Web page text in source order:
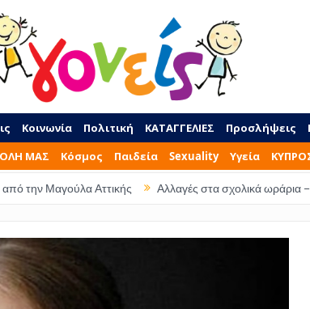
Κοινωνία Πολιτική ΚΑΤΑΓΓΕΛΙΕΣ Προσλήψεις
ΜΑΣ Κόσμος Παιδεία Sexuality Υγεία
Αλλαγές στα σχολικά ωράρια – Τι ώρα θα